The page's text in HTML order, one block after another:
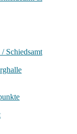
Schiedsamt